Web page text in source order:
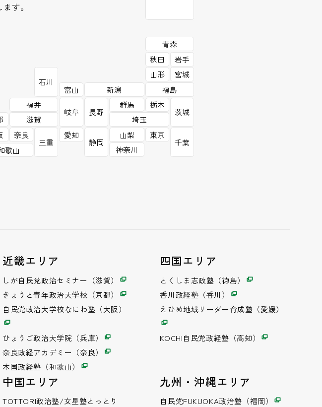
す。
青森
岩手
宮城
秋田
山形
福島
茨城
栃木
群馬
埼玉
千葉
東京
神奈川
新潟
富山
石川
福井
山梨
長野
岐阜
静岡
愛知
三重
滋賀
奈良
歌山
近畿エリア
しが自民党政治セミナー（滋賀）
きょうと青年政治大学校（京都）
自民党政治大学校なにわ塾（大阪）
ひょうご政治大学院（兵庫）
奈良政経アカデミー（奈良）
木国政経塾（和歌山）
中国エリア
TOTTORI政治塾/女星塾とっとり
四国エリア
とくしま志政塾（徳島）
香川政経塾（香川）
えひめ地域リーダー育成塾（愛媛）
KOCHI自民党政経塾（高知）
九州・沖縄エリア
自民党FUKUOKA政治塾（福岡）